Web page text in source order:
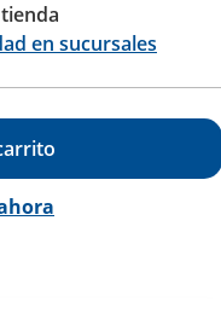
en sucursales